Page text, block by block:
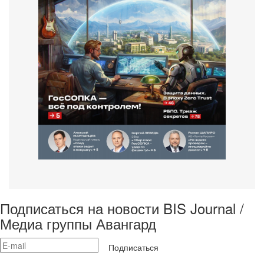
Подписаться на новости BIS Journal /
Медиа группы Авангард
Подписаться